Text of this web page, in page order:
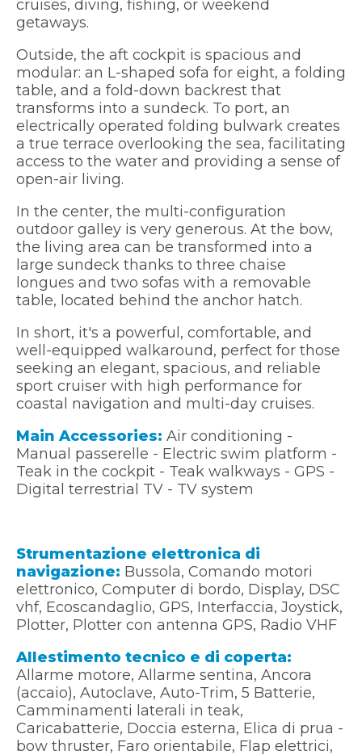
cruises, diving, fishing, or weekend
getaways.
Outside, the aft cockpit is spacious and
modular: an L-shaped sofa for eight, a folding
table, and a fold-down backrest that
transforms into a sundeck. To port, an
electrically operated folding bulwark creates
a true terrace overlooking the sea, facilitating
access to the water and providing a sense of
open-air living.
In the center, the multi-configuration
outdoor galley is very generous. At the bow,
the living area can be transformed into a
large sundeck thanks to three chaise
longues and two sofas with a removable
table, located behind the anchor hatch.
In short, it's a powerful, comfortable, and
well-equipped walkaround, perfect for those
seeking an elegant, spacious, and reliable
sport cruiser with high performance for
coastal navigation and multi-day cruises.
Main Accessories: Air conditioning -
Manual passerelle - Electric swim platform -
Teak in the cockpit - Teak walkways - GPS -
Digital terrestrial TV - TV system
Strumentazione elettronica di
navigazione: Bussola, Comando motori
elettronico, Computer di bordo, Display, DSC
vhf, Ecoscandaglio, GPS, Interfaccia, Joystick,
Plotter, Plotter con antenna GPS, Radio VHF
Allestimento tecnico e di coperta:
Allarme motore, Allarme sentina, Ancora
(accaio), Autoclave, Auto-Trim, 5 Batterie,
Camminamenti laterali in teak,
Caricabatterie, Doccia esterna, Elica di prua -
bow thruster, Faro orientabile, Flap elettrici,